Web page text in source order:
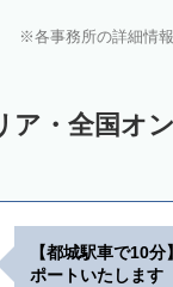
各事務所の詳細情
ア・全国オ
【都城駅車で10
ポートいたします